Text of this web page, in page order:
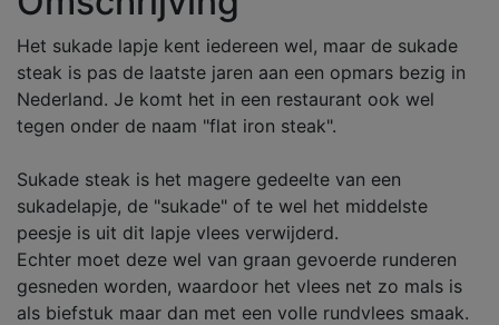
Het sukade lapje kent iedereen wel, maar de sukade
steak is pas de laatste jaren aan een opmars bezig in
Nederland. Je komt het in een restaurant ook wel
tegen onder de naam "flat iron steak".
Sukade steak is het magere gedeelte van een
sukadelapje, de "sukade" of te wel het middelste
peesje is uit dit lapje vlees verwijderd.
Echter moet deze wel van graan gevoerde runderen
gesneden worden, waardoor het vlees net zo mals is
als biefstuk maar dan met een volle rundvlees smaak.